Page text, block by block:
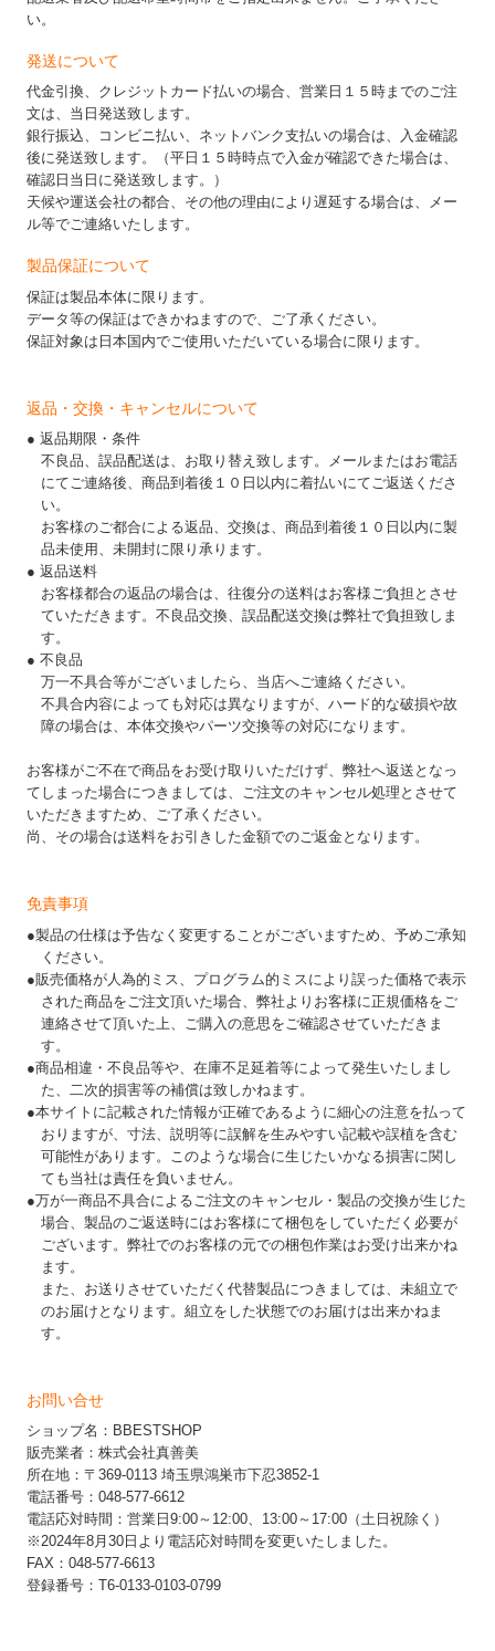
い。
発送について
代金引換、クレジットカード払いの場合、営業日１５時までのご注
文は、当日発送致します。
銀行振込、コンビニ払い、ネットバンク支払いの場合は、入金確認
後に発送致します。（平日１５時時点で入金が確認できた場合は、
確認日当日に発送致します。）
天候や運送会社の都合、その他の理由により遅延する場合は、メー
ル等でご連絡いたします。
製品保証について
保証は製品本体に限ります。
データ等の保証はできかねますので、ご了承ください。
保証対象は日本国内でご使用いただいている場合に限ります。
返品・交換・キャンセルについて
● 返品期限・条件
不良品、誤品配送は、お取り替え致します。メールまたはお電話
にてご連絡後、商品到着後１０日以内に着払いにてご返送くださ
い。
お客様のご都合による返品、交換は、商品到着後１０日以内に製
品未使用、未開封に限り承ります。
● 返品送料
お客様都合の返品の場合は、往復分の送料はお客様ご負担とさせ
ていただきます。不良品交換、誤品配送交換は弊社で負担致しま
す。
● 不良品
万一不具合等がございましたら、当店へご連絡ください。
不具合内容によっても対応は異なりますが、ハード的な破損や故
障の場合は、本体交換やパーツ交換等の対応になります。
お客様がご不在で商品をお受け取りいただけず、弊社へ返送となっ
てしまった場合につきましては、ご注文のキャンセル処理とさせて
いただきますため、ご了承ください。
尚、その場合は送料をお引きした金額でのご返金となります。
免責事項
●製品の仕様は予告なく変更することがございますため、予めご承知
ください。
●販売価格が人為的ミス、プログラム的ミスにより誤った価格で表示
された商品をご注文頂いた場合、弊社よりお客様に正規価格をご
連絡させて頂いた上、ご購入の意思をご確認させていただきま
す。
●商品相違・不良品等や、在庫不足延着等によって発生いたしまし
た、二次的損害等の補償は致しかねます。
●本サイトに記載された情報が正確であるように細心の注意を払って
おりますが、寸法、説明等に誤解を生みやすい記載や誤植を含む
可能性があります。このような場合に生じたいかなる損害に関し
ても当社は責任を負いません。
●万が一商品不具合によるご注文のキャンセル・製品の交換が生じた
場合、製品のご返送時にはお客様にて梱包をしていただく必要が
ございます。弊社でのお客様の元での梱包作業はお受け出来かね
ます。
また、お送りさせていただく代替製品につきましては、未組立で
のお届けとなります。組立をした状態でのお届けは出来かねま
す。
お問い合せ
ショップ名：BBESTSHOP
販売業者：株式会社真善美
所在地：〒369-0113 埼玉県鴻巣市下忍3852-1
電話番号：048-577-6612
電話応対時間：営業日9:00～12:00、13:00～17:00（土日祝除く）
※2024年8月30日より電話応対時間を変更いたしました。
FAX：048-577-6613
登録番号：T6-0133-0103-0799